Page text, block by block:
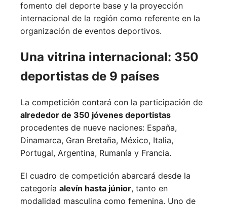
fomento del deporte base y la proyección
internacional de la región como referente en la
organización de eventos deportivos.
Una vitrina internacional: 350
deportistas de 9 países
La competición contará con la participación de
alrededor de 350 jóvenes deportistas
procedentes de nueve naciones: España,
Dinamarca, Gran Bretaña, México, Italia,
Portugal, Argentina, Rumanía y Francia.
El cuadro de competición abarcará desde la
categoría alevín hasta júnior, tanto en
modalidad masculina como femenina. Uno de